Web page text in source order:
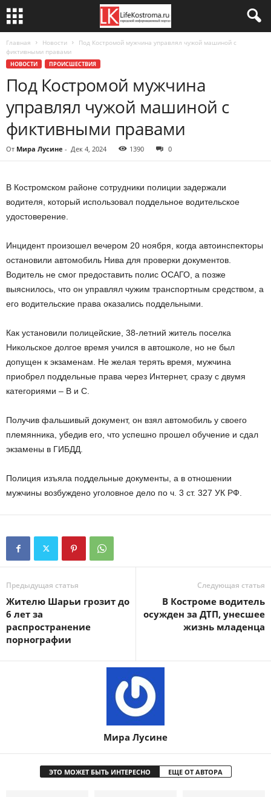
Главная Новости
Под Костромой мужчина управлял чужой машиной с
фиктивными правами
НОВОСТИ ПРОИСШЕСТВИЯ
Под Костромой мужчина
управлял чужой машиной с
фиктивными правами
От Мира Лусине - Дек 4, 2024 1390 0
В Костромском районе сотрудники полиции задержали
водителя, который использовал поддельное водительское
удостоверение.
Инцидент произошел вечером 20 ноября, когда автоинспекторы
остановили автомобиль Нива для проверки документов.
Водитель не смог предоставить полис ОСАГО, а позже
выяснилось, что он управлял чужим транспортным средством, а
его водительские права оказались поддельными.
Как установили полицейские, 38-летний житель поселка
Никольское долгое время учился в автошколе, но не был
допущен к экзаменам. Не желая терять время, мужчина
приобрел поддельные права через Интернет, сразу с двумя
категориями – B и C.
Получив фальшивый документ, он взял автомобиль у своего
племянника, убедив его, что успешно прошел обучение и сдал
экзамены в ГИБДД.
Полиция изъяла поддельные документы, а в отношении
мужчины возбуждено уголовное дело по ч. 3 ст. 327 УК РФ.
Предыдущая статья
Жителю Шарьи грозит до
6 лет за
распространение
порнографии
Следующая статья
В Костроме водитель
осужден за ДТП, унесшее
жизнь младенца
Мира Лусине
ЭТО МОЖЕТ БЫТЬ ИНТЕРЕСНО ЕЩЕ ОТ АВТОРА